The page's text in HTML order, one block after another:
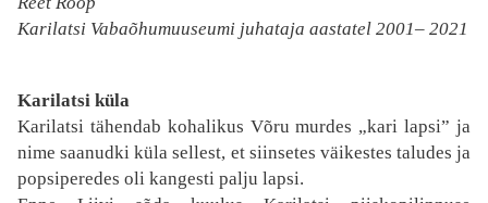
Karilatsi Vabaõhumuuseumi juhataja aastatel 2001– 2021
Karilatsi küla
Karilatsi tähendab kohalikus Võru murdes „kari lapsi” ja
nime saanudki küla sellest, et siinsetes väikestes taludes ja
popsiperedes oli kangesti palju lapsi.